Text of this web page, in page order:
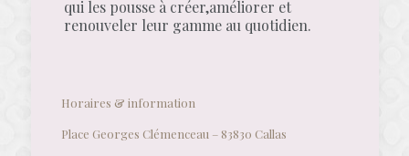
qui les pousse à créer,améliorer et
renouveler leur gamme au quotidien.
Horaires & information
Place Georges Clémenceau – 83830 Callas